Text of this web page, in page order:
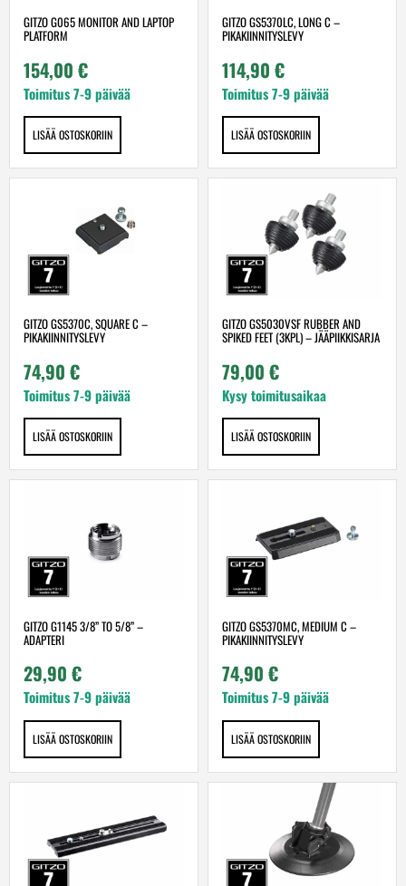
GITZO G065 MONITOR AND LAPTOP
PLATFORM
154,00 €
Toimitus 7-9 päivää
LISÄÄ OSTOSKORIIN
GITZO GS5370LC, LONG C –
PIKAKIINNITYSLEVY
114,90 €
Toimitus 7-9 päivää
LISÄÄ OSTOSKORIIN
GITZO GS5370C, SQUARE C –
PIKAKIINNITYSLEVY
74,90 €
Toimitus 7-9 päivää
LISÄÄ OSTOSKORIIN
GITZO GS5030VSF RUBBER AND
SPIKED FEET (3KPL) – JÄÄPIIKKISARJA
79,00 €
Kysy toimitusaikaa
LISÄÄ OSTOSKORIIN
GITZO G1145 3/8” TO 5/8” –
ADAPTERI
29,90 €
Toimitus 7-9 päivää
LISÄÄ OSTOSKORIIN
GITZO GS5370MC, MEDIUM C –
PIKAKIINNITYSLEVY
74,90 €
Toimitus 7-9 päivää
LISÄÄ OSTOSKORIIN